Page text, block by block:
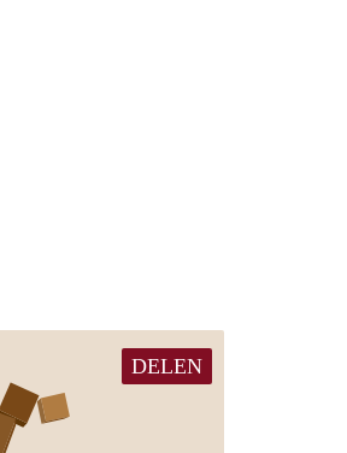
DELEN